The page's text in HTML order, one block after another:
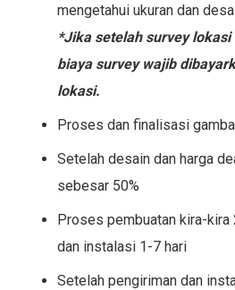
mengetahui ukuran dan
*Jika setelah survey
biaya survey wajib
lokasi.
Proses dan finalisasi
Setelah desain dan harga
sebesar 50%
Proses pembuatan kira-kira
dan instalasi 1-7 hari
Setelah pengiriman dan